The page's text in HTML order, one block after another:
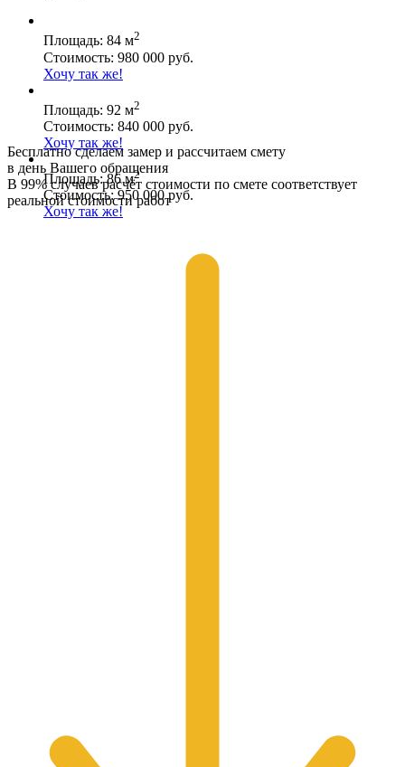
Площадь: 84 м2
Стоимость: 980 000 руб.
Хочу так же!
Площадь: 92 м2
Стоимость: 840 000 руб.
Хочу так же!
Площадь: 86 м2
Стоимость: 950 000 руб.
Хочу так же!
Бесплатно сделаем замер и рассчитаем смету
в день Вашего обращения
В 99% случаев расчёт стоимости по смете соответствует
реальной стоимости работ